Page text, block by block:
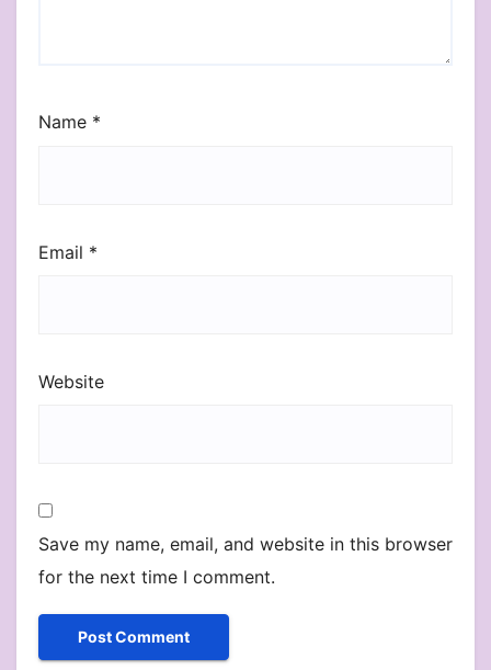
Name *
Email *
Website
Save my name, email, and website in this browser
for the next time I comment.